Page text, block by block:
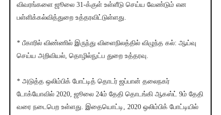
விவரங்களை ஜூலை 31-க்குள் உள்ளீடு செய்ய வேண்டும் என
பள்ளிக்கல்வித்துறை உத்தரவிட்டுள்ளது.
* பீகாரில் விண்ணில் இருந்து விளைநிலத்தில் விழுந்த கல்: ஆய்வு
செய்ய அறிவியல், தொழில்நுட்ப துறை உத்தரவு.
* அடுத்த ஒலிம்பிக் போட்டித் தொடர் ஜப்பான் தலைநகர்
டோக்யோவில் 2020, ஜூலை 24ம் தேதி தொடங்கி ஆகஸ்ட் 9ம் தேதி
வரை நடைபெற உள்ளது. இதையொட்டி, 2020 ஒலிம்பிக் போட்டியில்